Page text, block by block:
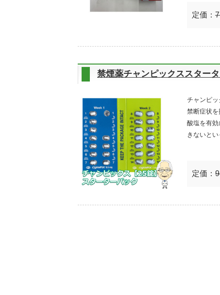
定価：
禁煙薬チャンピックススター
チャンピ
禁断症状
酸塩を有
きないと
定価：